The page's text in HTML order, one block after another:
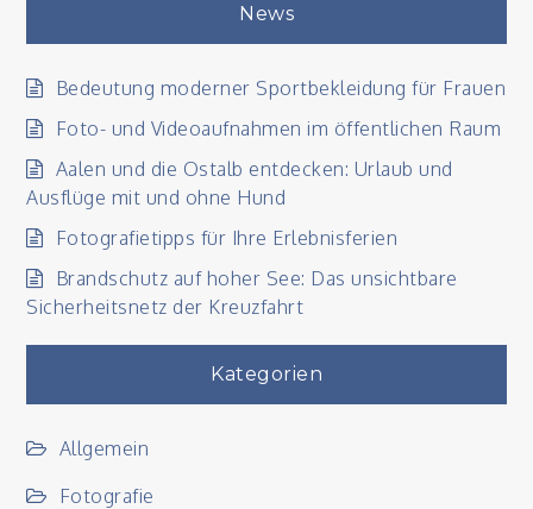
News
Bedeutung moderner Sportbekleidung für Frauen
Foto- und Videoaufnahmen im öffentlichen Raum
Aalen und die Ostalb entdecken: Urlaub und
Ausflüge mit und ohne Hund
Fotografietipps für Ihre Erlebnisferien
Brandschutz auf hoher See: Das unsichtbare
Sicherheitsnetz der Kreuzfahrt
Kategorien
Allgemein
Fotografie